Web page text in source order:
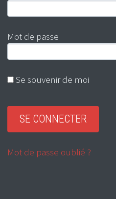
Mot de passe
Se souvenir de moi
Mot de passe oublié ?